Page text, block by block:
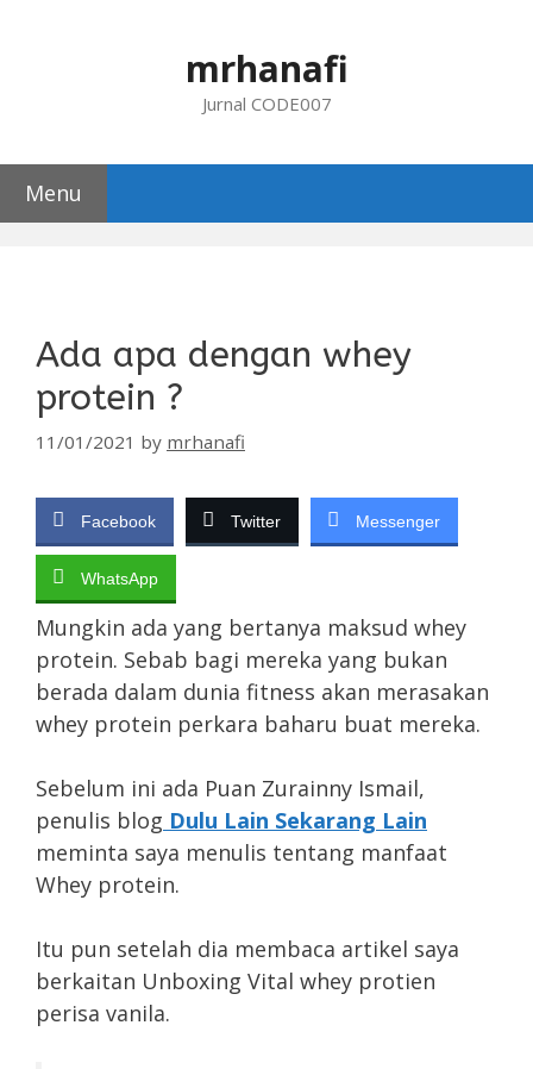
mrhanafi
Jurnal CODE007
Menu
Ada apa dengan whey
protein ?
11/01/2021 by mrhanafi
Facebook Twitter Messenger
WhatsApp
Mungkin ada yang bertanya maksud whey
protein. Sebab bagi mereka yang bukan
berada dalam dunia fitness akan merasakan
whey protein perkara baharu buat mereka.
Sebelum ini ada Puan Zurainny Ismail,
penulis blog Dulu Lain Sekarang Lain
meminta saya menulis tentang manfaat
Whey protein.
Itu pun setelah dia membaca artikel saya
berkaitan Unboxing Vital whey protien
perisa vanila.